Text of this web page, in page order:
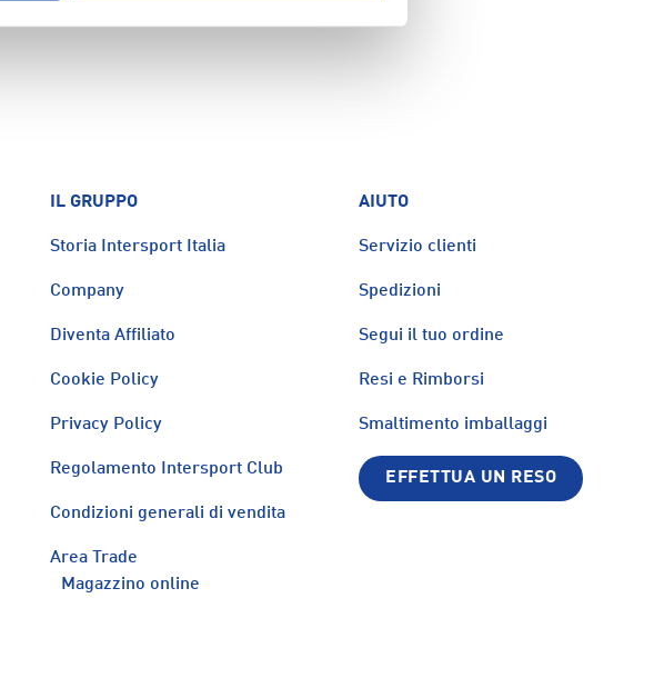
IL GRUPPO
Storia Intersport Italia
Company
Diventa Affiliato
Cookie Policy
Privacy Policy
Regolamento Intersport Club
Condizioni generali di vendita
Area Trade
Magazzino online
AIUTO
Servizio clienti
Spedizioni
Segui il tuo ordine
Resi e Rimborsi
Smaltimento imballaggi
EFFETTUA UN RESO